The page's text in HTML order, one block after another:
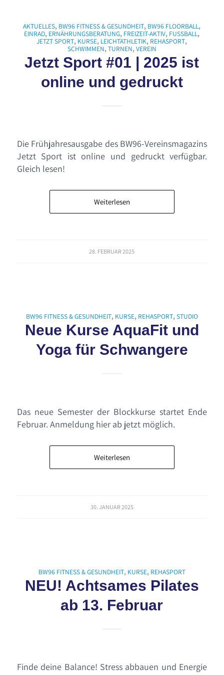
AKTUELLES, BW96 FITNESS & GESUNDHEIT, BW96 FLOORBALL,
EINRAD, ERNÄHRUNGSBERATUNG, FREIZEIT-AKTIV, FUSSBALL ,
JETZT SPORT, KURSE, LEICHTATHLETIK, REHASPORT,
SCHWIMMEN,TURNEN,VEREIN
Jetzt Sport #01 | 2025 ist
online und gedruckt
Die Frühjahresausgabe des BW96-Vereinsmagazins
Jetzt Sport ist online und gedruckt verfügbar.
Gleich lesen!
Weiterlesen
28. FEBRUAR 2025
BW96 FITNESS & GESUNDHEIT, KURSE, REHASPORT,STUDIO
Neue Kurse AquaFit und
Yoga für Schwangere
Das neue Semester der Blockkurse startet Ende
Februar. Anmeldung hier ab jetzt möglich.
Weiterlesen
30. JANUAR 2025
BW96 FITNESS & GESUNDHEIT, KURSE, REHASPORT
NEU! Achtsames Pilates
ab 13. Februar
Finde deine Balance! Stress abbauen und Energie